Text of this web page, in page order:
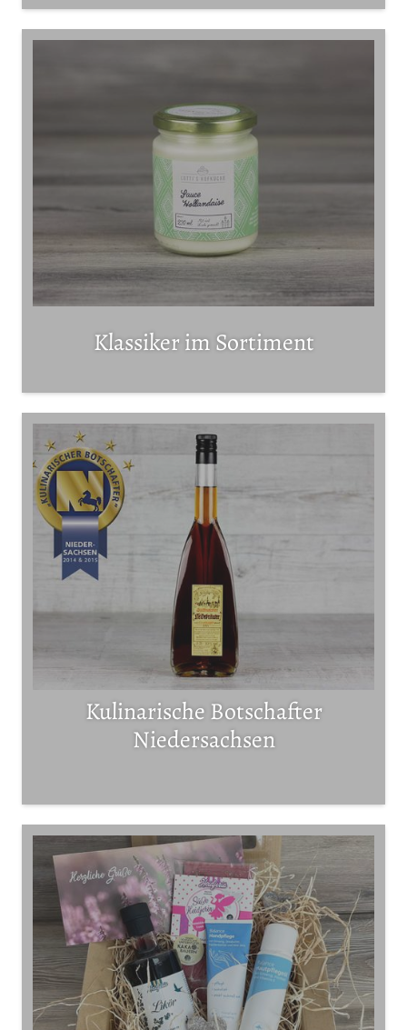
Klassiker im Sortiment
Kulinarische Botschafter
Niedersachsen